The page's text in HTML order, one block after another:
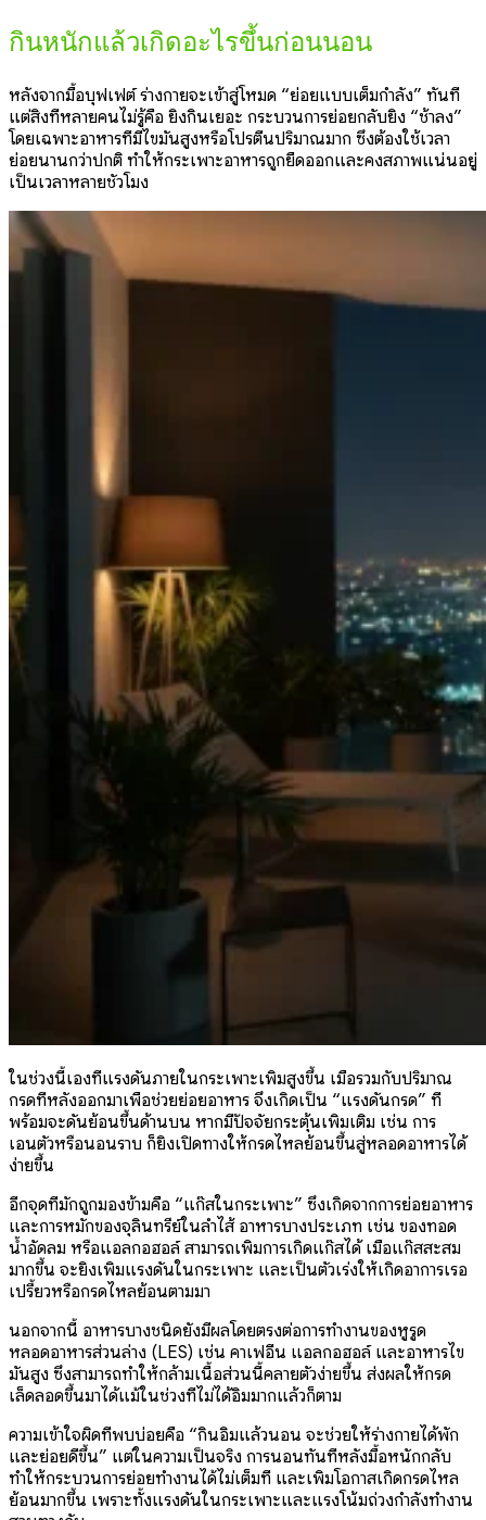
กินหนักแล้วเกิดอะไรขึ้นก่อนนอน
หลังจากมื้อบุฟเฟต์ ร่างกายจะเข้าสู่โหมด “ย่อยแบบเต็มกำลัง” ทันที
แต่สิ่งที่หลายคนไม่รู้คือ ยิ่งกินเยอะ กระบวนการย่อยกลับยิ่ง “ช้าลง”
โดยเฉพาะอาหารที่มีไขมันสูงหรือโปรตีนปริมาณมาก ซึ่งต้องใช้เวลา
ย่อยนานกว่าปกติ ทำให้กระเพาะอาหารถูกยืดออกและคงสภาพแน่นอยู่
เป็นเวลาหลายชั่วโมง
ในช่วงนี้เองที่แรงดันภายในกระเพาะเพิ่มสูงขึ้น เมื่อรวมกับปริมาณ
กรดที่หลั่งออกมาเพื่อช่วยย่อยอาหาร จึงเกิดเป็น “แรงดันกรด” ที่
พร้อมจะดันย้อนขึ้นด้านบน หากมีปัจจัยกระตุ้นเพิ่มเติม เช่น การ
เอนตัวหรือนอนราบ ก็ยิ่งเปิดทางให้กรดไหลย้อนขึ้นสู่หลอดอาหารได้
ง่ายขึ้น
อีกจุดที่มักถูกมองข้ามคือ “แก๊สในกระเพาะ” ซึ่งเกิดจากการย่อยอาหาร
และการหมักของจุลินทรีย์ในลำไส้ อาหารบางประเภท เช่น ของทอด
น้ำอัดลม หรือแอลกอฮอล์ สามารถเพิ่มการเกิดแก๊สได้ เมื่อแก๊สสะสม
มากขึ้น จะยิ่งเพิ่มแรงดันในกระเพาะ และเป็นตัวเร่งให้เกิดอาการเรอ
เปรี้ยวหรือกรดไหลย้อนตามมา
นอกจากนี้ อาหารบางชนิดยังมีผลโดยตรงต่อการทำงานของหูรูด
หลอดอาหารส่วนล่าง (LES) เช่น คาเฟอีน แอลกอฮอล์ และอาหารไข
มันสูง ซึ่งสามารถทำให้กล้ามเนื้อส่วนนี้คลายตัวง่ายขึ้น ส่งผลให้กรด
เล็ดลอดขึ้นมาได้แม้ในช่วงที่ไม่ได้อิ่มมากแล้วก็ตาม
ความเข้าใจผิดที่พบบ่อยคือ “กินอิ่มแล้วนอน จะช่วยให้ร่างกายได้พัก
และย่อยดีขึ้น” แต่ในความเป็นจริง การนอนทันทีหลังมื้อหนักกลับ
ทำให้กระบวนการย่อยทำงานได้ไม่เต็มที่ และเพิ่มโอกาสเกิดกรดไหล
ย้อนมากขึ้น เพราะทั้งแรงดันในกระเพาะและแรงโน้มถ่วงกำลังทำงาน